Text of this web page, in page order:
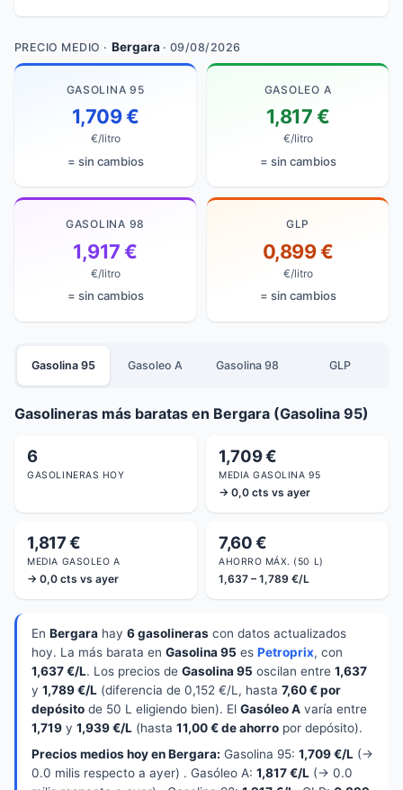
PRECIO MEDIO · Bergara · 09/08/2026
GASOLINA 95
1,709 €
€/litro
= sin cambios
GASOLEO A
1,817 €
€/litro
= sin cambios
GASOLINA 98
1,917 €
€/litro
= sin cambios
GLP
0,899 €
€/litro
= sin cambios
Gasolina 95 Gasoleo A Gasolina 98 GLP
Gasolineras más baratas en Bergara (Gasolina 95)
6
GASOLINERAS HOY
1,709 €
MEDIA GASOLINA 95
→ 0,0 cts vs ayer
1,817 €
MEDIA GASOLEO A
→ 0,0 cts vs ayer
7,60 €
AHORRO MÁX. (50 L)
1,637 – 1,789 €/L
En Bergara hay 6 gasolineras con datos actualizados
hoy. La más barata en Gasolina 95 es Petroprix, con
1,637 €/L. Los precios de Gasolina 95 oscilan entre 1,637
y 1,789 €/L (diferencia de 0,152 €/L, hasta 7,60 € por
depósito de 50 L eligiendo bien). El Gasóleo A varía entre
1,719 y 1,939 €/L (hasta 11,00 € de ahorro por depósito).
Precios medios hoy en Bergara: Gasolina 95: 1,709 €/L (→
0.0 milis respecto a ayer) . Gasóleo A: 1,817 €/L (→ 0.0